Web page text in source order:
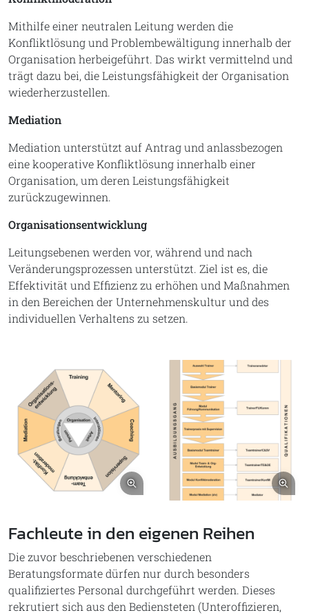
Mithilfe einer neutralen Leitung werden die
Konfliktlösung und Problembewältigung innerhalb der
Organisation herbeigeführt. Das wirkt vermittelnd und
trägt dazu bei, die Leistungsfähigkeit der Organisation
wiederherzustellen.
Mediation
Mediation unterstützt auf Antrag und anlassbezogen
eine kooperative Konfliktlösung innerhalb einer
Organisation, um deren Leistungsfähigkeit
zurückzugewinnen.
Organisationsentwicklung
Leitungsebenen werden vor, während und nach
Veränderungsprozessen unterstützt. Ziel ist es, die
Effektivität und Effizienz zu erhöhen und Maßnahmen
in den Bereichen der Unternehmenskultur und des
individuellen Verhaltens zu setzen.
Bild vergrößern
Fachleute in den eigenen Reihen
Die zuvor beschriebenen verschiedenen
Beratungsformate dürfen nur durch besonders
qualifiziertes Personal durchgeführt werden. Dieses
rekrutiert sich aus den Bediensteten (Unteroffizieren,